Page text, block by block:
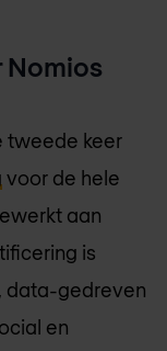
tweede keer
voor de hele
aan
is
data-gedreven
en